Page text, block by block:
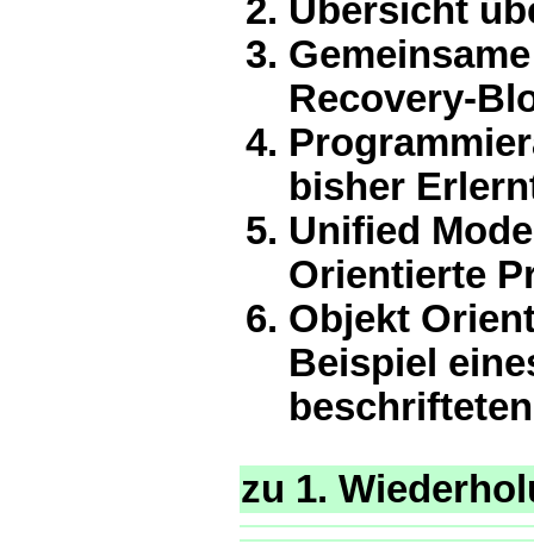
Übersicht
Recovery-
bisher
Unified
Orientierte
Objekt
Beispiel
zu 1.